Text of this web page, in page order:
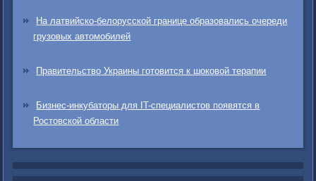
На латвийско-белорусской границе образовались очереди
грузовых автомобилей
Правительство Украины готовится к шоковой терапии
Бизнес-инкубаторы для IT-специалистов появятся в
Ростовской области